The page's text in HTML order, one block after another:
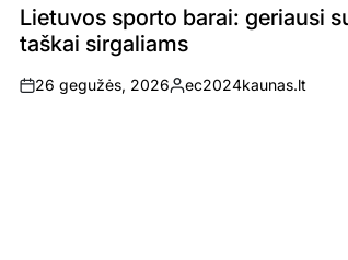
INLietuvos sporto barai: geriausi
taškai sirgaliams
on
26 gegužės, 2026
Posted
ec2024kaunas.lt